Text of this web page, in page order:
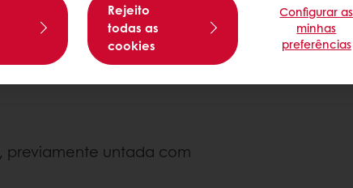
previamente untada com
Sobre
Nível de
Rejeito
todas as
cookies
Configurar as
minhas
preferências